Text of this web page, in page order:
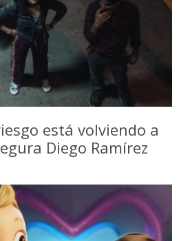
está volviendo a
Diego Ramírez